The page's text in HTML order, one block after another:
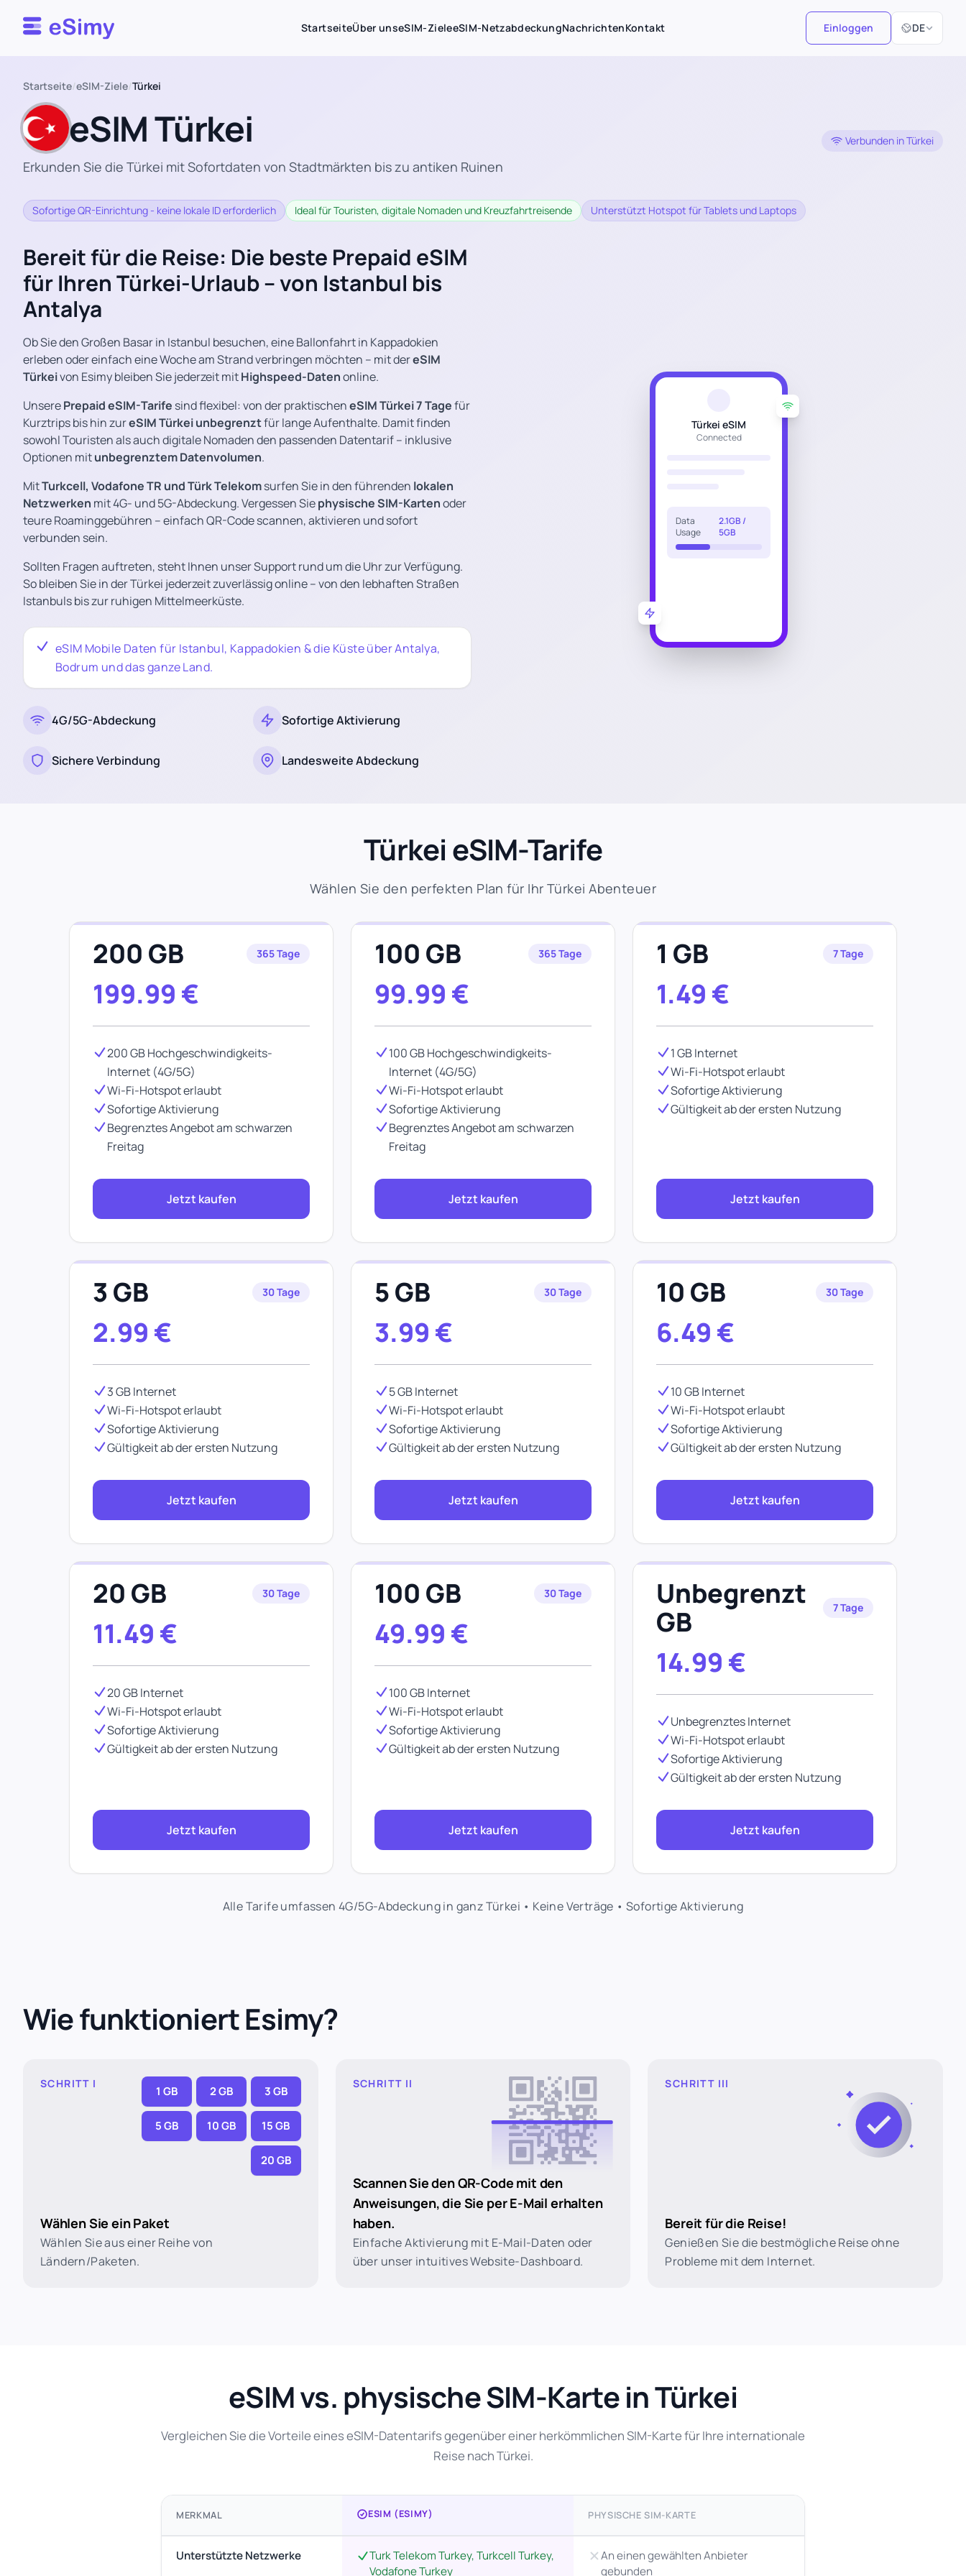
Esimy StartseiteÜber unseSIM-ZieleeSIM-NetzabdeckungNachrichtenKontakt Einloggen DE
Sprache
Startseite/eSIM-Ziele/Türkei
eSIM Türkei
Erkunden Sie die Türkei mit Sofortdaten von Stadtmärkten bis zu antiken Ruinen
Verbunden in Türkei
Sofortige QR-Einrichtung - keine lokale ID erforderlich Ideal für Touristen, digitale Nomaden und Kreuzfahrtreisende Unterstützt Hotspot für Tablets und Laptops
Bereit für die Reise: Die beste Prepaid eSIM
für Ihren Türkei-Urlaub – von Istanbul bis
Antalya
Ob Sie den Großen Basar in Istanbul besuchen, eine Ballonfahrt in Kappadokien
erleben oder einfach eine Woche am Strand verbringen möchten – mit dereSIM
Türkeivon Esimy bleiben Sie jederzeit mitHighspeed-Datenonline.
UnserePrepaid eSIM-Tarife sind flexibel: von der praktischeneSIM Türkei 7 Tagefür
Kurztrips bis hin zureSIM Türkei unbegrenztfür lange Aufenthalte. Damit finden
sowohl Touristen als auch digitale Nomaden den passenden Datentarif – inklusive
Optionen mitunbegrenztem Datenvolumen.
MitTurkcell, Vodafone TR und Türk Telekomsurfen Sie in den führenden lokalen
Netzwerken mit 4G- und 5G-Abdeckung. Vergessen Siephysische SIM-Kartenoder
teure Roaminggebühren – einfach QR-Code scannen, aktivieren und sofort
verbunden sein.
Sollten Fragen auftreten, steht Ihnen unser Support rund um die Uhr zur Verfügung.
So bleiben Sie in der Türkei jederzeit zuverlässig online – von den lebhaften Straßen
Istanbuls bis zur ruhigen Mittelmeerküste.
eSIM Mobile Daten für Istanbul, Kappadokien & die Küste über Antalya,
Bodrum und das ganze Land.
4G/5G-Abdeckung Sofortige Aktivierung
Sichere Verbindung Landesweite Abdeckung
Türkei eSIM
Connected
Data
Usage
2.1GB /
5GB
Türkei eSIM-Tarife
Wählen Sie den perfekten Plan für Ihr Türkei Abenteuer
200 GB 365 Tage
199.99 €
200 GB Hochgeschwindigkeits-
Internet (4G/5G)
Wi-Fi-Hotspot erlaubt
Sofortige Aktivierung
Begrenztes Angebot am schwarzen
Freitag
Jetzt kaufen
100 GB 365 Tage
99.99 €
100 GB Hochgeschwindigkeits-
Internet (4G/5G)
Wi-Fi-Hotspot erlaubt
Sofortige Aktivierung
Begrenztes Angebot am schwarzen
Freitag
Jetzt kaufen
1 GB 7 Tage
1.49 €
1 GB Internet
Wi-Fi-Hotspot erlaubt
Sofortige Aktivierung
Gültigkeit ab der ersten Nutzung
Jetzt kaufen
3 GB 30 Tage
2.99 €
3 GB Internet
Wi-Fi-Hotspot erlaubt
Sofortige Aktivierung
Gültigkeit ab der ersten Nutzung
Jetzt kaufen
5 GB 30 Tage
3.99 €
5 GB Internet
Wi-Fi-Hotspot erlaubt
Sofortige Aktivierung
Gültigkeit ab der ersten Nutzung
Jetzt kaufen
10 GB 30 Tage
6.49 €
10 GB Internet
Wi-Fi-Hotspot erlaubt
Sofortige Aktivierung
Gültigkeit ab der ersten Nutzung
Jetzt kaufen
20 GB 30 Tage
11.49 €
20 GB Internet
Wi-Fi-Hotspot erlaubt
Sofortige Aktivierung
Gültigkeit ab der ersten Nutzung
Jetzt kaufen
100 GB 30 Tage
49.99 €
100 GB Internet
Wi-Fi-Hotspot erlaubt
Sofortige Aktivierung
Gültigkeit ab der ersten Nutzung
Jetzt kaufen
Unbegrenzt
GB
7 Tage
14.99 €
Unbegrenztes Internet
Wi-Fi-Hotspot erlaubt
Sofortige Aktivierung
Gültigkeit ab der ersten Nutzung
Jetzt kaufen
Alle Tarife umfassen 4G/5G-Abdeckung in ganz Türkei • Keine Verträge • Sofortige Aktivierung
Wie funktioniert Esimy?
SCHRITT I
1 GB 2 GB 3 GB
5 GB 10 GB 15 GB
20 GB
Wählen Sie ein Paket
Wählen Sie aus einer Reihe von
Ländern/Paketen.
SCHRITT II
Scannen Sie den QR-Code mit den
Anweisungen, die Sie per E-Mail erhalten
haben.
Einfache Aktivierung mit E-Mail-Daten oder
über unser intuitives Website-Dashboard.
SCHRITT III
Bereit für die Reise!
Genießen Sie die bestmögliche Reise ohne
Probleme mit dem Internet.
eSIM vs. physische SIM-Karte in Türkei
Vergleichen Sie die Vorteile eines eSIM-Datentarifs gegenüber einer herkömmlichen SIM-Karte für Ihre internationale
Reise nach Türkei.
MERKMAL ESIM (ESIMY) PHYSISCHE SIM-KARTE
Unterstützte Netzwerke
Turk Telekom Turkey, Turkcell Turkey,
Vodafone Turkey
An einen gewählten Anbieter
gebunden